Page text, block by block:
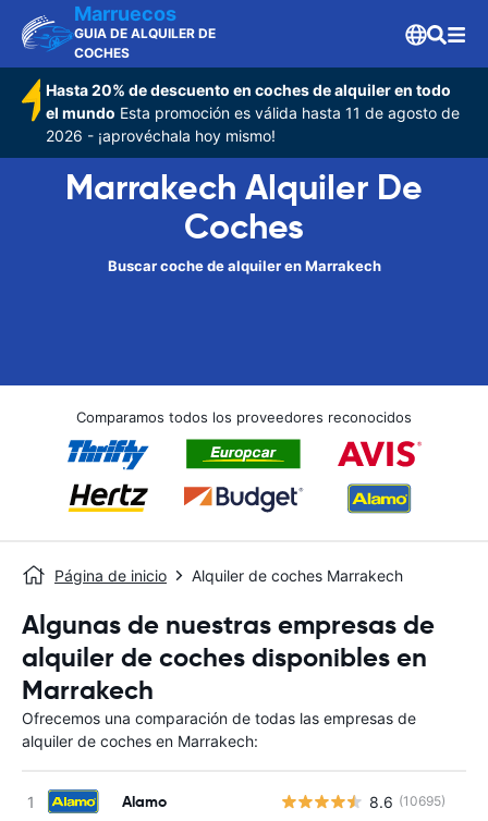
Marruecos
GUIA DE ALQUILER DE
COCHES
Hasta 20% de descuento en coches de alquiler en todo
el mundo Esta promoción es válida hasta 11 de agosto de
2026 - ¡aprovéchala hoy mismo!
Marrakech Alquiler De
Coches
Buscar coche de alquiler en Marrakech
Comparamos todos los proveedores reconocidos
Página de inicio Alquiler de coches Marrakech
Algunas de nuestras empresas de
alquiler de coches disponibles en
Marrakech
Ofrecemos una comparación de todas las empresas de
alquiler de coches en Marrakech:
Alamo 8.6 (10695)